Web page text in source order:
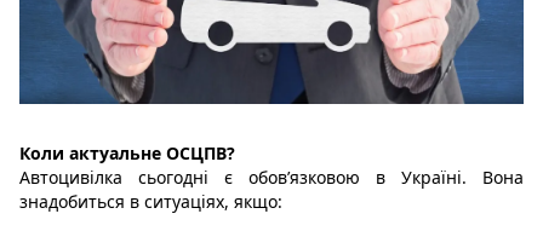
Коли актуальне ОСЦПВ?
Автоцивілка сьогодні є обов’язковою в Україні. Вона
знадобиться в ситуаціях, якщо: